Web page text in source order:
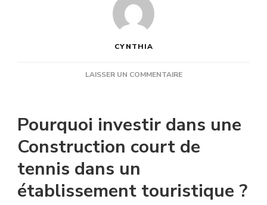
CYNTHIA
LAISSER UN COMMENTAIRESUR
DE
PEUT-
UN
HÔTEL,
Pourquoi investir dans une
Construction court de
tennis dans un
établissement touristique ?